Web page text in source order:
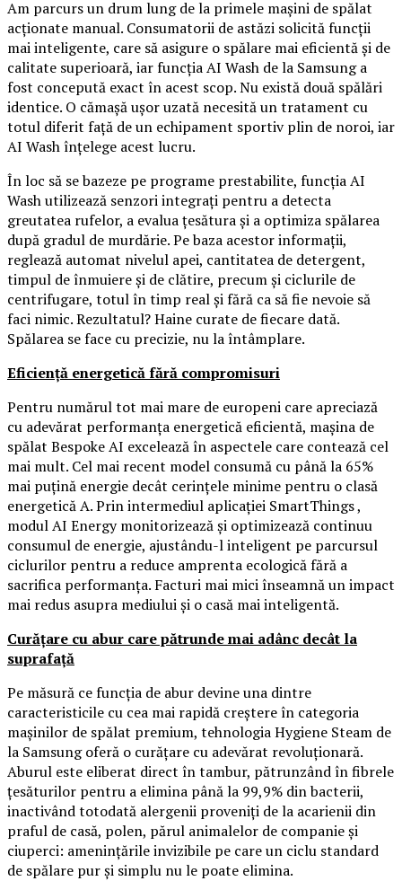
Am parcurs un drum lung de la primele mașini de spălat
acționate manual. Consumatorii de astăzi solicită funcții
mai inteligente, care să asigure o spălare mai eficientă și de
calitate superioară, iar funcția AI Wash de la Samsung a
fost concepută exact în acest scop. Nu există două spălări
identice. O cămașă ușor uzată necesită un tratament cu
totul diferit față de un echipament sportiv plin de noroi, iar
AI Wash înțelege acest lucru.
În loc să se bazeze pe programe prestabilite, funcția AI
Wash utilizează senzori integrați pentru a detecta
greutatea rufelor, a evalua țesătura și a optimiza spălarea
după gradul de murdărie. Pe baza acestor informații,
reglează automat nivelul apei, cantitatea de detergent,
timpul de înmuiere și de clătire, precum și ciclurile de
centrifugare, totul în timp real și fără ca să fie nevoie să
faci nimic. Rezultatul? Haine curate de fiecare dată.
Spălarea se face cu precizie, nu la întâmplare.
Eficiență energetică fără compromisuri
Pentru numărul tot mai mare de europeni care apreciază
cu adevărat performanța energetică eficientă, mașina de
spălat Bespoke AI excelează în aspectele care contează cel
mai mult. Cel mai recent model consumă cu până la 65%
mai puțină energie decât cerințele minime pentru o clasă
energetică A. Prin intermediul aplicației SmartThings ,
modul AI Energy monitorizează și optimizează continuu
consumul de energie, ajustându-l inteligent pe parcursul
ciclurilor pentru a reduce amprenta ecologică fără a
sacrifica performanța. Facturi mai mici înseamnă un impact
mai redus asupra mediului și o casă mai inteligentă.
Curățare cu abur care pătrunde mai adânc decât la
suprafață
Pe măsură ce funcția de abur devine una dintre
caracteristicile cu cea mai rapidă creștere în categoria
mașinilor de spălat premium, tehnologia Hygiene Steam de
la Samsung oferă o curățare cu adevărat revoluționară.
Aburul este eliberat direct în tambur, pătrunzând în fibrele
țesăturilor pentru a elimina până la 99,9% din bacterii,
inactivând totodată alergenii proveniți de la acarienii din
praful de casă, polen, părul animalelor de companie și
ciuperci: amenințările invizibile pe care un ciclu standard
de spălare pur și simplu nu le poate elimina.